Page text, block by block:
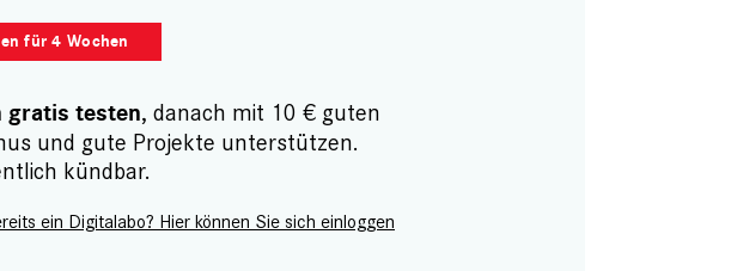
für 4 Wochen
gratis testen, danach mit 10 € guten
und gute Projekte unterstützen.
kündbar.
ein Digitalabo? Hier können Sie sich einloggen